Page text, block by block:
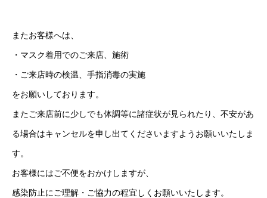
またお客様へは、
・マスク着用でのご来店、施術
・ご来店時の検温、手指消毒の実施
をお願いしております。
またご来店前に少しでも体調等に諸症状が見られたり、不安があ
る場合はキャンセルを申し出てくださいますようお願いいたしま
す。
お客様にはご不便をおかけしますが、
感染防止にご理解・ご協力の程宜しくお願いいたします。